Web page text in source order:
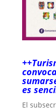
es
El